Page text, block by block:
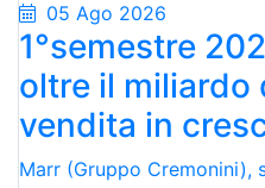
05 Ago 2026
1°semestre
oltre il miliardo
vendita in
Marr (Gruppo Cremonini),